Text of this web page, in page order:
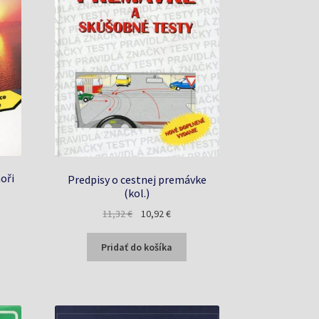
Predpisy o cestnej premávke
(kol.)
11,32€
Pôvodná
bola:
11,32 €.
10,92€Aktuálna
je:
10,92 €.
Pridať do košíka